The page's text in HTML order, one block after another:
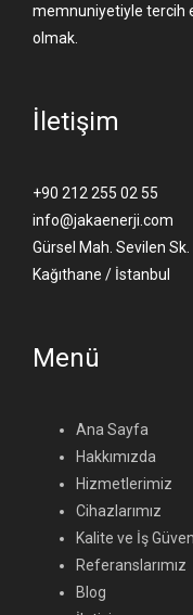
memnuniyetiyle tercih
olmak.
İletişim
+90 212 255 02 55
info@jakaenerji.com
Gürsel Mah. Sevilen Sk.
Kağıthane / İstanbul
Menü
Ana Sayfa
Hakkımızda
Hizmetlerimiz
Cihazlarımız
Kalite ve İş
Referanslarımız
Blog